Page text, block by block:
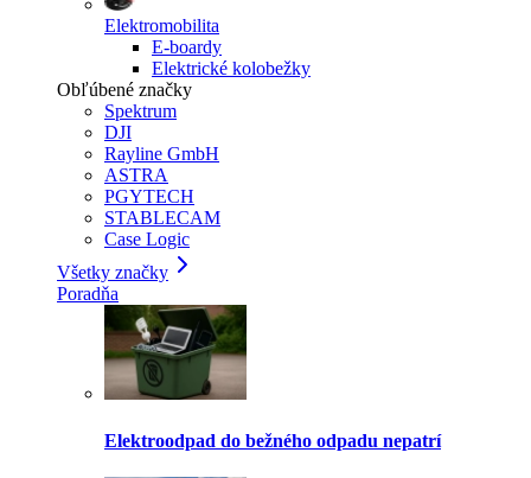
Elektromobilita
E-boardy
Elektrické kolobežky
Obľúbené značky
Spektrum
DJI
Rayline GmbH
ASTRA
PGYTECH
STABLECAM
Case Logic
Všetky značky
Poradňa
Elektroodpad do bežného odpadu nepatrí